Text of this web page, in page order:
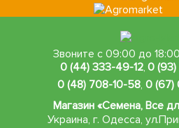
Звоните с 09:00 до
0 (44) 333-49-12,0
0 (48) 708-10-58, 0
Магазин «Семена, Все
Украина, г. Одесса,